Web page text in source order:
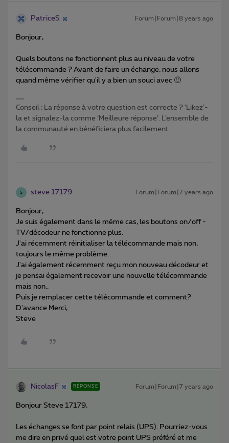
PatriceS Forum|Forum|8 years ago
Bonjour,
Quels boutons ne fonctionnent plus au niveau de votre
télécommande ? Avant de faire un échange, nous allons
quand même vérifier qu'il y a bien un souci avec 🙂
Conseil : La réponse à votre question est correcte ? ‘Likez’-
la et signalez-la comme ‘Meilleure réponse’. L’ensemble de
la communauté en bénéficiera plus facilement
S steve 17179 Forum|Forum|7 years ago
Bonjour,
Je suis également dans le même cas, les boutons on/off -
TV/décodeur ne fonctionne plus.
J'ai récemment réinitialiser la télécommande mais non,
toujours le même problème.
J'ai également récemment reçu mon nouveau décodeur et
je pensai également recevoir une nouvelle télécommande
mais non..
Puis je remplacer cette télécommande et comment?
D'avance Merci,
Steve
NicolasF RÉPONSE Forum|Forum|7 years ago
Bonjour Steve 17179,
Les échanges se font par point relais (UPS). Pourriez-vous
me dire en privé quel est votre point UPS préféré et me